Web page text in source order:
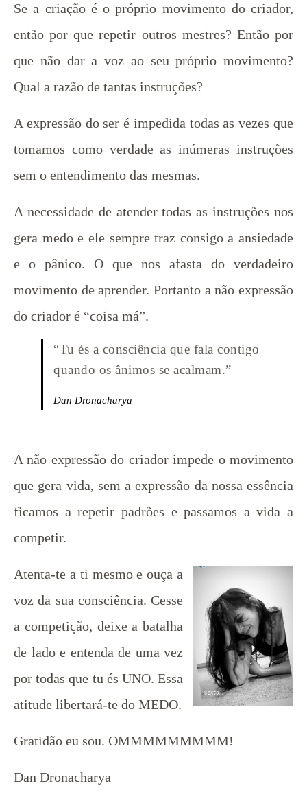
Se a criação é o próprio movimento do criador,
então por que repetir outros mestres? Então por
que não dar a voz ao seu próprio movimento?
Qual a razão de tantas instruções?
A expressão do ser é impedida todas as vezes que
tomamos como verdade as inúmeras instruções
sem o entendimento das mesmas.
A necessidade de atender todas as instruções nos
gera medo e ele sempre traz consigo a ansiedade
e o pânico. O que nos afasta do verdadeiro
movimento de aprender. Portanto a não expressão
do criador é “coisa má”.
“Tu és a consciência que fala contigo
quando os ânimos se acalmam.”
Dan Dronacharya
A não expressão do criador impede o movimento
que gera vida, sem a expressão da nossa essência
ficamos a repetir padrões e passamos a vida a
competir.
Atenta-te a ti mesmo e ouça a
voz da sua consciência. Cesse
a competição, deixe a batalha
de lado e entenda de uma vez
por todas que tu és UNO. Essa
atitude libertará-te do MEDO.
Gratidão eu sou. OMMMMMMMMM!
Dan Dronacharya